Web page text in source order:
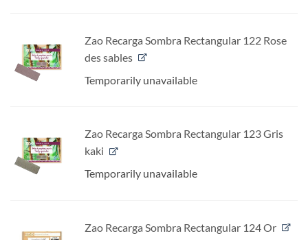
Zao Recarga Sombra Rectangular 122 Rose
des sables
Temporarily unavailable
Zao Recarga Sombra Rectangular 123 Gris
kaki
Temporarily unavailable
Zao Recarga Sombra Rectangular 124 Or